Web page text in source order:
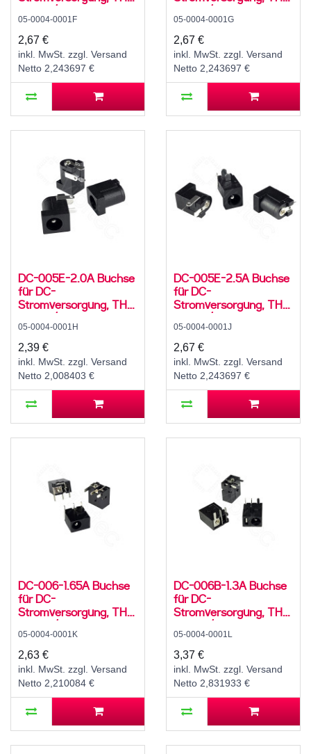
für 5,5 / 2,1 mm
Hohlstecker, 24 V, 3 A,
90°, -25..80 °C
05-0004-0001F
2,67 €
inkl. MwSt. zzgl. Versand
Netto 2,243697 €
für 5,5 / 2,5 mm
Hohlstecker, 24 V, 3 A,
90°, -25..80 °C
05-0004-0001G
2,67 €
inkl. MwSt. zzgl. Versand
Netto 2,243697 €
DC-005E-2.0A Buchse
für DC-
Stromversorgung, THT,
für 5,5 / 2,1 mm
Hohlstecker, 24 V, 5 A,
90°, -25..80 °C
05-0004-0001H
2,39 €
inkl. MwSt. zzgl. Versand
Netto 2,008403 €
DC-005E-2.5A Buchse
für DC-
Stromversorgung, THT,
für 5,5 / 2,5 mm
Hohlstecker, 24 V, 5 A,
90°, -25..80 °C
05-0004-0001J
2,67 €
inkl. MwSt. zzgl. Versand
Netto 2,243697 €
DC-006-1.65A Buchse
für DC-
Stromversorgung, THT,
für 3,5 / 1,75 mm
Hohlstecker, 30 V, 500
mA, 90°, -20..70 °C
05-0004-0001K
2,63 €
inkl. MwSt. zzgl. Versand
Netto 2,210084 €
DC-006B-1.3A Buchse
für DC-
Stromversorgung, THT,
für 3,5 / 1,35 mm
Hohlstecker, 30 V, 500
mA, 90°, -20..70 °C
05-0004-0001L
3,37 €
inkl. MwSt. zzgl. Versand
Netto 2,831933 €